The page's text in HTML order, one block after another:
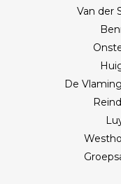
Van der
De